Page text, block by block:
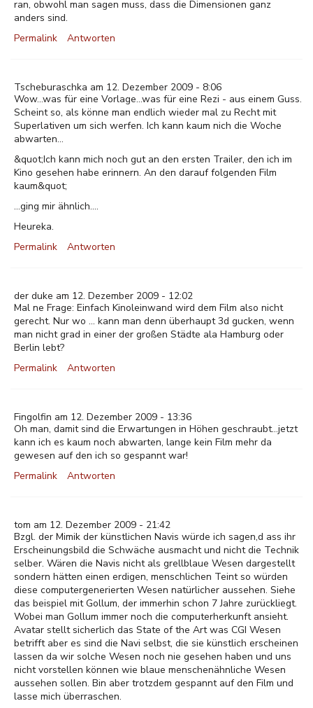
ran, obwohl man sagen muss, dass die Dimensionen ganz
anders sind.
Permalink
Antworten
Tscheburaschka am 12. Dezember 2009 - 8:06
Wow...was für eine Vorlage...was für eine Rezi - aus einem Guss.
Scheint so, als könne man endlich wieder mal zu Recht mit
Superlativen um sich werfen. Ich kann kaum nich die Woche
abwarten...
&quot;Ich kann mich noch gut an den ersten Trailer, den ich im
Kino gesehen habe erinnern. An den darauf folgenden Film
kaum&quot;
...ging mir ähnlich....
Heureka.
Permalink
Antworten
der duke am 12. Dezember 2009 - 12:02
Mal ne Frage: Einfach Kinoleinwand wird dem Film also nicht
gerecht. Nur wo ... kann man denn überhaupt 3d gucken, wenn
man nicht grad in einer der großen Städte ala Hamburg oder
Berlin lebt?
Permalink
Antworten
Fingolfin am 12. Dezember 2009 - 13:36
Oh man, damit sind die Erwartungen in Höhen geschraubt...jetzt
kann ich es kaum noch abwarten, lange kein Film mehr da
gewesen auf den ich so gespannt war!
Permalink
Antworten
tom am 12. Dezember 2009 - 21:42
Bzgl. der Mimik der künstlichen Navis würde ich sagen,d ass ihr
Erscheinungsbild die Schwäche ausmacht und nicht die Technik
selber. Wären die Navis nicht als grellblaue Wesen dargestellt
sondern hätten einen erdigen, menschlichen Teint so würden
diese computergenerierten Wesen natürlicher aussehen. Siehe
das beispiel mit Gollum, der immerhin schon 7 Jahre zurückliegt.
Wobei man Gollum immer noch die computerherkunft ansieht.
Avatar stellt sicherlich das State of the Art was CGI Wesen
betrifft aber es sind die Navi selbst, die sie künstlich erscheinen
lassen da wir solche Wesen noch nie gesehen haben und uns
nicht vorstellen können wie blaue menschenähnliche Wesen
aussehen sollen. Bin aber trotzdem gespannt auf den Film und
lasse mich überraschen.